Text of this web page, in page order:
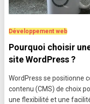
Développement web
Pourquoi choisir
site WordPress ?
WordPress se positionne
contenu (CMS) de choix
une flexibilité et une